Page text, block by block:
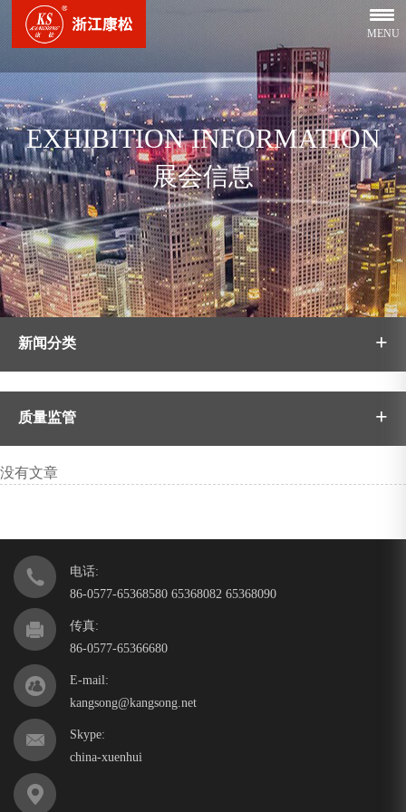
MENU
EXHIBITION INFORMATION
展会信息
新闻分类 +
质量监管 +
没有文章
电话:
86-0577-65368580 65368082 65368090
传真:
86-0577-65366680
E-mail:
kangsong@kangsong.net
Skype:
china-xuenhui